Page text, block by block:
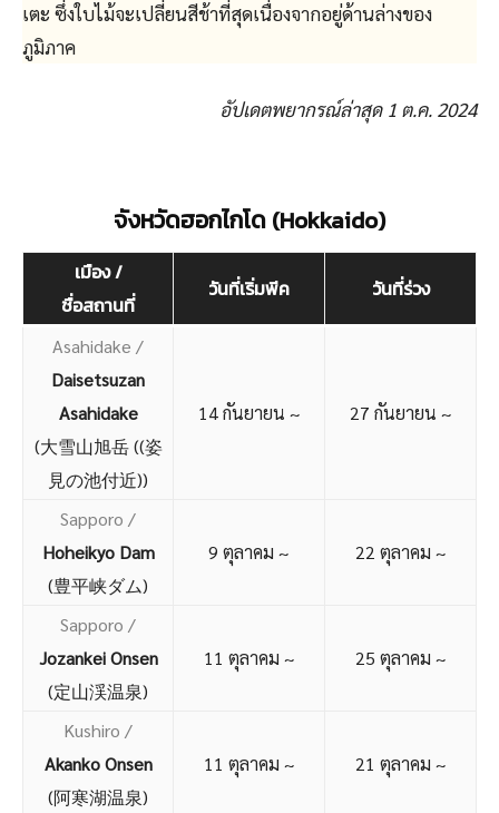
เตะ ซึ่งใบไม้จะเปลี่ยนสีช้าที่สุดเนื่องจากอยู่ด้านล่างของ
ภูมิภาค
อัปเดตพยากรณ์ล่าสุด 1 ต.ค. 2024
จังหวัดฮอกไกโด (Hokkaido)
เมือง /
ชื่อสถานที่
วันที่เริ่มพีค วันที่ร่วง
Asahidake /
Daisetsuzan
Asahidake
(大雪山旭岳 ((姿
見の池付近))
14 กันยายน ~ 27 กันยายน ~
Sapporo /
Hoheikyo Dam
(豊平峡ダム)
9 ตุลาคม ~ 22 ตุลาคม ~
Sapporo /
Jozankei Onsen
(定山渓温泉)
11 ตุลาคม ~ 25 ตุลาคม ~
Kushiro /
Akanko Onsen
(阿寒湖温泉)
11 ตุลาคม ~ 21 ตุลาคม ~